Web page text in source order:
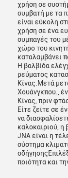
χρήση σε
συμβατή με τα
είναι εύκολη
χρήση σε ένα
συμπαγές του
χώρο του
καταλαμβάνει
Η βαλβίδα
ρεύματος
Κίνας.Μετά
Χουάνγκπου.,
Κίνας, πριν
Είτε ζείτε σε
να
καλοκαιριού, η
JNA είναι η
σύστημα
ποιότητα και